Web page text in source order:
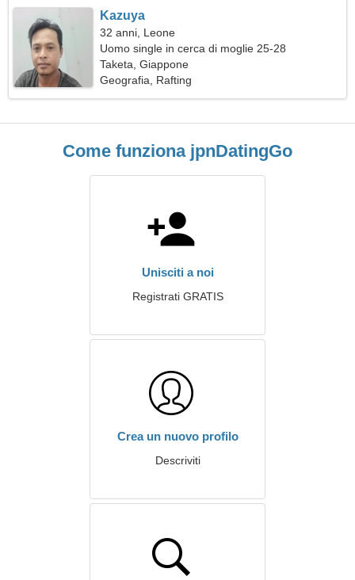
Kazuya
32 anni, Leone
Uomo single in cerca di moglie 25-28
Taketa, Giappone
Geografia, Rafting
Come funziona jpnDatingGo
Unisciti a noi
Registrati GRATIS
Crea un nuovo profilo
Descriviti